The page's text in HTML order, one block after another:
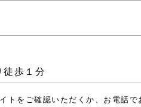
徒歩１分
をご確認いただくか、お電話で